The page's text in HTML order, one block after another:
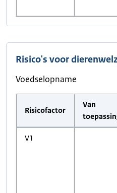
Risico's voor
Voedselopname
Risicofactor
Van
V1